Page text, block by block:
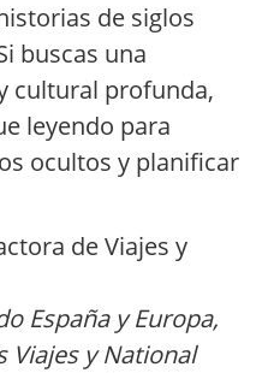
de siglos
buscas una
cultural profunda,
leyendo para
ocultos y planificar
de Viajes y
España y Europa,
Viajes y National